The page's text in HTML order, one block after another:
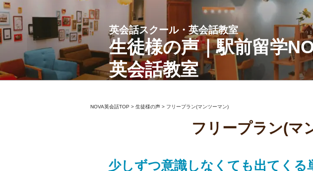
コ
ン
テ
ン
へ
ス
英会話スクール・英会話教室
生徒様の声｜駅前留学
英会話教室
NOVA英会話TOP > 生徒様の声 > フリープラン(マンツーマン)
フリープラン(マ
少しずつ意識しなくても出てくる